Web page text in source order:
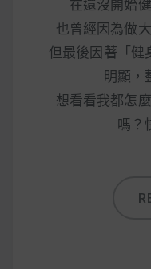
在還沒開始
也曾經因為做
但最後因著「健
明顯，
想看看我都怎
嗎？